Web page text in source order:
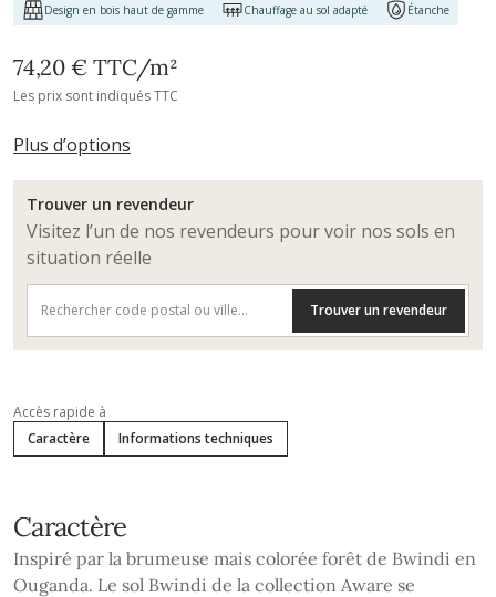
Design en bois haut de gamme Chauffage au sol adapté Étanche
74,20 € TTC/m²
Les prix sont indiqués TTC
Plus d’options
Trouver un revendeur
Visitez l’un de nos revendeurs pour voir nos sols en
situation réelle
Trouver un revendeur
Accès rapide à
Caractère
Informations techniques
Caractère
Inspiré par la brumeuse mais colorée forêt de Bwindi en
Ouganda. Le sol Bwindi de la collection Aware se